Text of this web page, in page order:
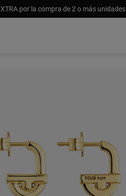
por la compra de 2 o más unidades